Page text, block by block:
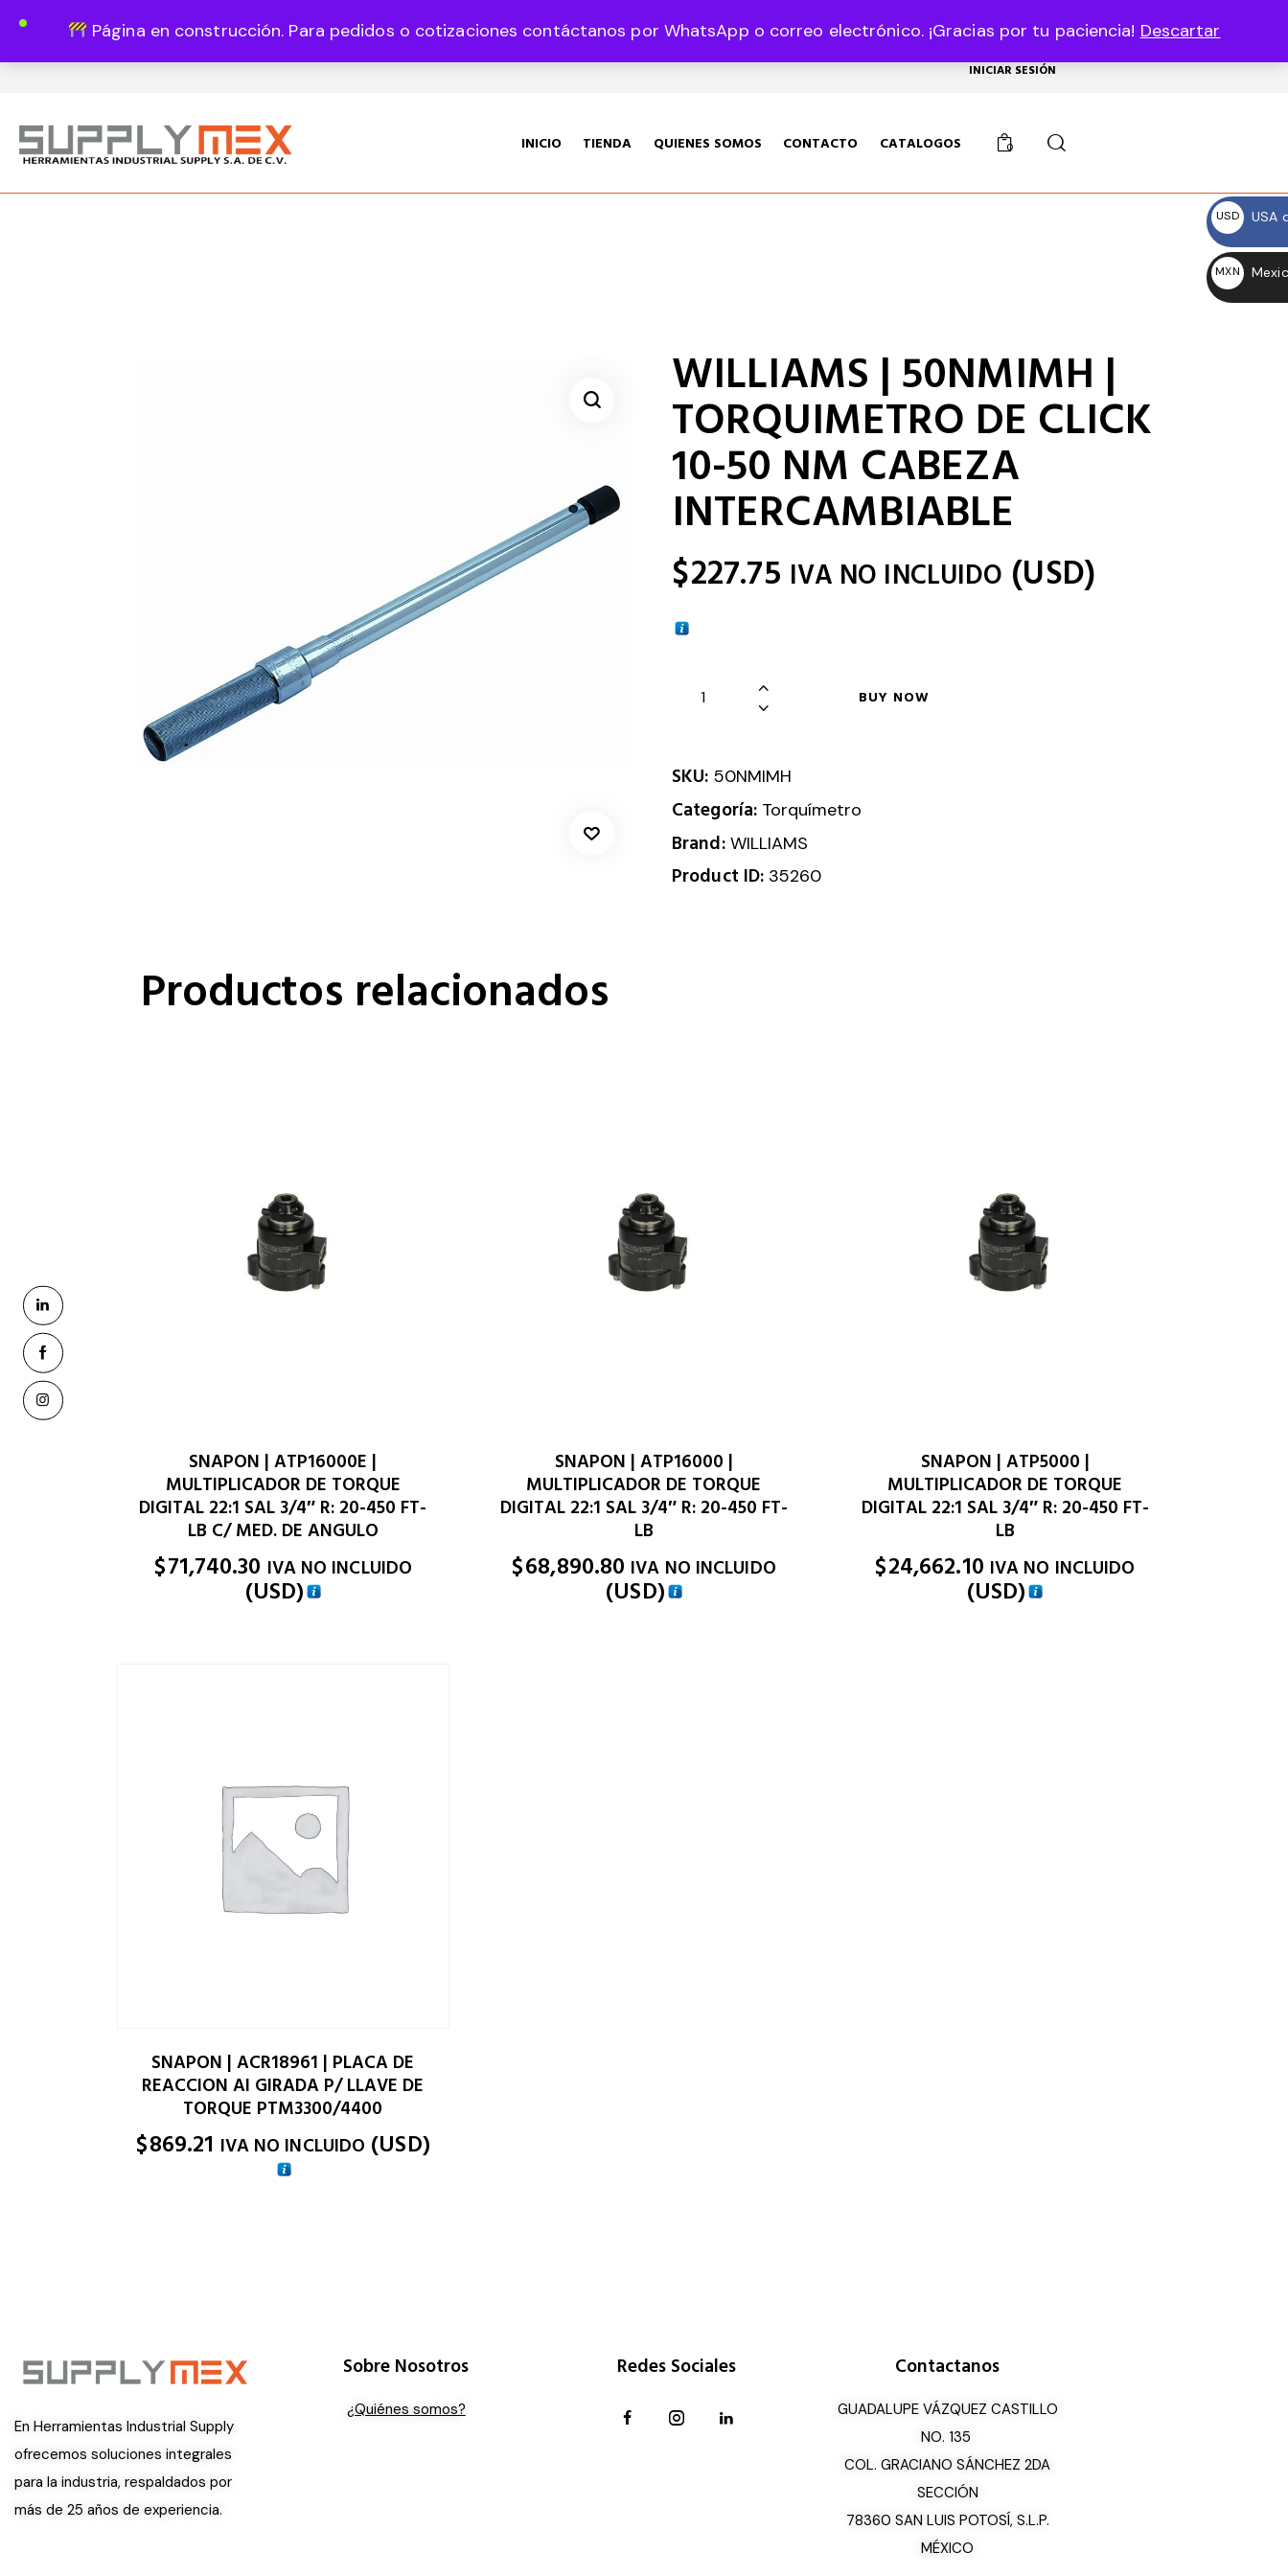
Página en construcción. Para pedidos o cotizaciones contáctanos por WhatsApp o correo electrónico. ¡Gracias por tu paciencia! Descartar
USD, $
INICIAR SESIÓN
INICIO TIENDA QUIENES SOMOS CONTACTO CATALOGOS 0
WILLIAMS | 50NMIMH |
TORQUIMETRO DE CLICK
10-50 NM CABEZA
INTERCAMBIABLE
$227.75 IVA NO INCLUIDO (USD)
BUY NOW
SKU: 50NMIMH
Categoría: Torquímetro
Brand: WILLIAMS
Product ID: 35260
Productos relacionados
SNAPON | ATP16000E |
MULTIPLICADOR DE TORQUE
DIGITAL 22:1 SAL 3/4″ R: 20-450 FT-
LB C/ MED. DE ANGULO
$71,740.30 IVA NO INCLUIDO
(USD)
SNAPON | ATP16000 |
MULTIPLICADOR DE TORQUE
DIGITAL 22:1 SAL 3/4″ R: 20-450 FT-
LB
$68,890.80 IVA NO INCLUIDO
(USD)
SNAPON | ATP5000 |
MULTIPLICADOR DE TORQUE
DIGITAL 22:1 SAL 3/4″ R: 20-450 FT-
LB
$24,662.10 IVA NO INCLUIDO
(USD)
SNAPON | ACR18961 | PLACA DE
REACCION AI GIRADA P/ LLAVE DE
TORQUE PTM3300/4400
$869.21 IVA NO INCLUIDO (USD)
En Herramientas Industrial Supply
ofrecemos soluciones integrales
para la industria, respaldados por
más de 25 años de experiencia.
Sobre Nosotros
¿Quiénes somos?
Redes Sociales Contactanos
GUADALUPE VÁZQUEZ CASTILLO
NO. 135
COL. GRACIANO SÁNCHEZ 2DA
SECCIÓN
78360 SAN LUIS POTOSÍ, S.L.P.
MÉXICO
USD
USA
MXN